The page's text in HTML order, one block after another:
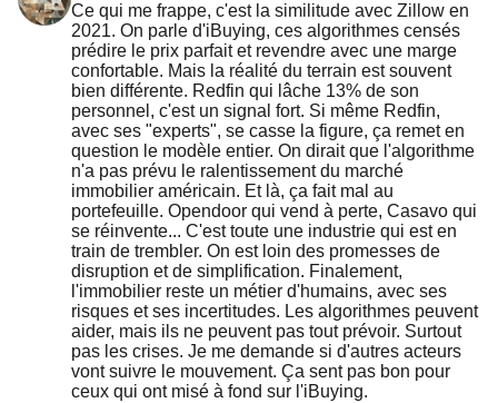
Ce qui me frappe, c'est la similitude avec Zillow en
2021. On parle d'iBuying, ces algorithmes censés
prédire le prix parfait et revendre avec une marge
confortable. Mais la réalité du terrain est souvent
bien différente. Redfin qui lâche 13% de son
personnel, c'est un signal fort. Si même Redfin,
avec ses "experts", se casse la figure, ça remet en
question le modèle entier. On dirait que l'algorithme
n'a pas prévu le ralentissement du marché
immobilier américain. Et là, ça fait mal au
portefeuille. Opendoor qui vend à perte, Casavo qui
se réinvente... C'est toute une industrie qui est en
train de trembler. On est loin des promesses de
disruption et de simplification. Finalement,
l'immobilier reste un métier d'humains, avec ses
risques et ses incertitudes. Les algorithmes peuvent
aider, mais ils ne peuvent pas tout prévoir. Surtout
pas les crises. Je me demande si d'autres acteurs
vont suivre le mouvement. Ça sent pas bon pour
ceux qui ont misé à fond sur l'iBuying.